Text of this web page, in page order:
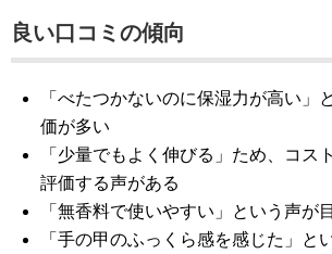
良い口コミの傾向
「べたつかないのに保湿力が高い」
価が多い
「少量でもよく伸びる」ため、コス
評価する声がある
「無香料で使いやすい」という声が
「手の甲のふっくら感を感じた」と